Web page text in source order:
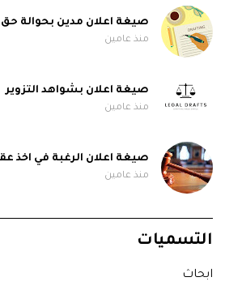
صيغة اعلان مدين بحوالة حق
منذ عامين
صيغة اعلان بشواهد التزوير
منذ عامين
صيغة اعلان الرغبة في اخذ
منذ عامين
التسميات
ابحاث